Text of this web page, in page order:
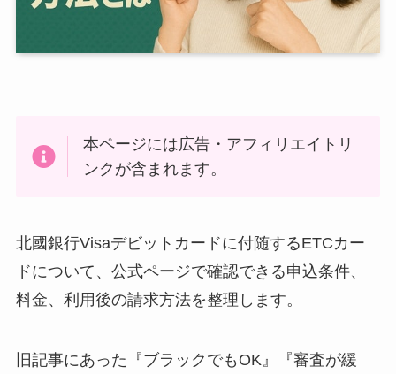
本ページには広告・アフィリエイトリ
ンクが含まれます。
北國銀行Visaデビットカードに付随するETCカー
ドについて、公式ページで確認できる申込条件、
料金、利用後の請求方法を整理します。
旧記事にあった『ブラックでもOK』『審査が緩